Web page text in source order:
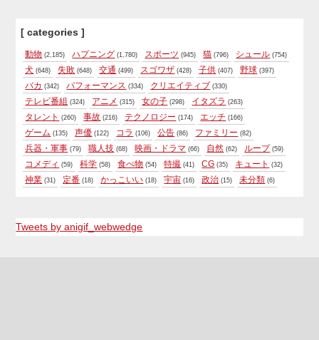
[ categories ]
動物 (2,185) ハプニング (1,780) スポーツ (945) 猫 (796) シュール (754)
犬 (648) 失敗 (648) 交通 (499) スゴワザ (428) 子供 (407) 野球 (397)
バカ (342) パフォーマンス (334) クリエイティブ (330)
テレビ番組 (324) アニメ (315) 女の子 (298) イタズラ (263)
タレント (260) 事故 (216) テクノロジー (174) エッチ (166)
ゲーム (135) 声優 (122) コラ (106) 公告 (86) ファミリー (82)
兵器・軍事 (79) 職人技 (68) 映画・ドラマ (66) 自然 (62) ループ (59)
コメディ (59) 科学 (58) 食べ物 (54) 特撮 (41) CG (35) キュート (32)
神業 (31) 定番 (18) かっこいい (18) 宇宙 (16) 政治 (15) 未分類 (6)
Tweets by anigif_webwedge